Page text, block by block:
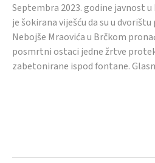
Septembra 2023. godine javnost
je šokirana viješću da su u
Nebojše Mraovića u Brčkom
posmrtni ostaci jedne žrtve
zabetonirane ispod fontane.